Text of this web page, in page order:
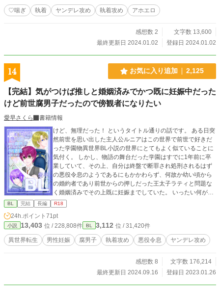
♡喘ぎ 執着 ヤンデレ攻め 執着攻め アホエロ
感想数 2
文字数 13,600
最終更新日 2024.01.02
登録日 2024.01.02
14 お気に入り追加 2,125
【完結】気がつけば推しと婚姻済みでかつ既に妊娠中だった
けど前世腐男子だったので傍観者になりたい
愛早さくら
書籍情報
けど、無理だった！ というタイトル通りの話です。 ある日突
然前世を思い出した主人公ルニアはこの世界で前世で好きだ
った学園物異世界BL小説の世界にとてもよく似ていることに
気付く。 しかし、物語の舞台だった学園はすでに1年前に卒
業していて、その上、自分は終盤で断罪され処刑されるはず
の悪役令息のようであるにもかかわらず、何故か幼い頃から
の婚約者であり前世からの押しだった王太子ラティと問題な
く婚姻済みでその上既に妊娠までしていた。 いったい何がど
うなっているのか。 よくよく思い返してみると今世のことも
基本的には思い出せるのに肝心の学園時代の記憶だけが曖昧
で……――しかも小説の主人公だったはずの受けは自分の従
者になっている？ 混乱したルニアは思わず伴侶であるラティ
に全てぶちまけ傍観者になりたいので離縁して欲しいと懇願
していた。 「そんなの、するはずないだろ？」 にっこり笑っ
――……？！これ、溺愛どころか執着されてる？！てゆっか
ラティってヤンデレでは？ ってなってるルニアが色々諸々思
BL 完結 長編 R18
24h.ポイント 71pt
小説 13,403 位 / 228,808件 BL 3,112 位 / 31,420件
異世界転生 男性妊娠 腐男子 執着攻め 悪役令息 ヤンデレ攻め
感想数 8
文字数 176,214
最終更新日 2024.09.16
登録日 2023.01.26